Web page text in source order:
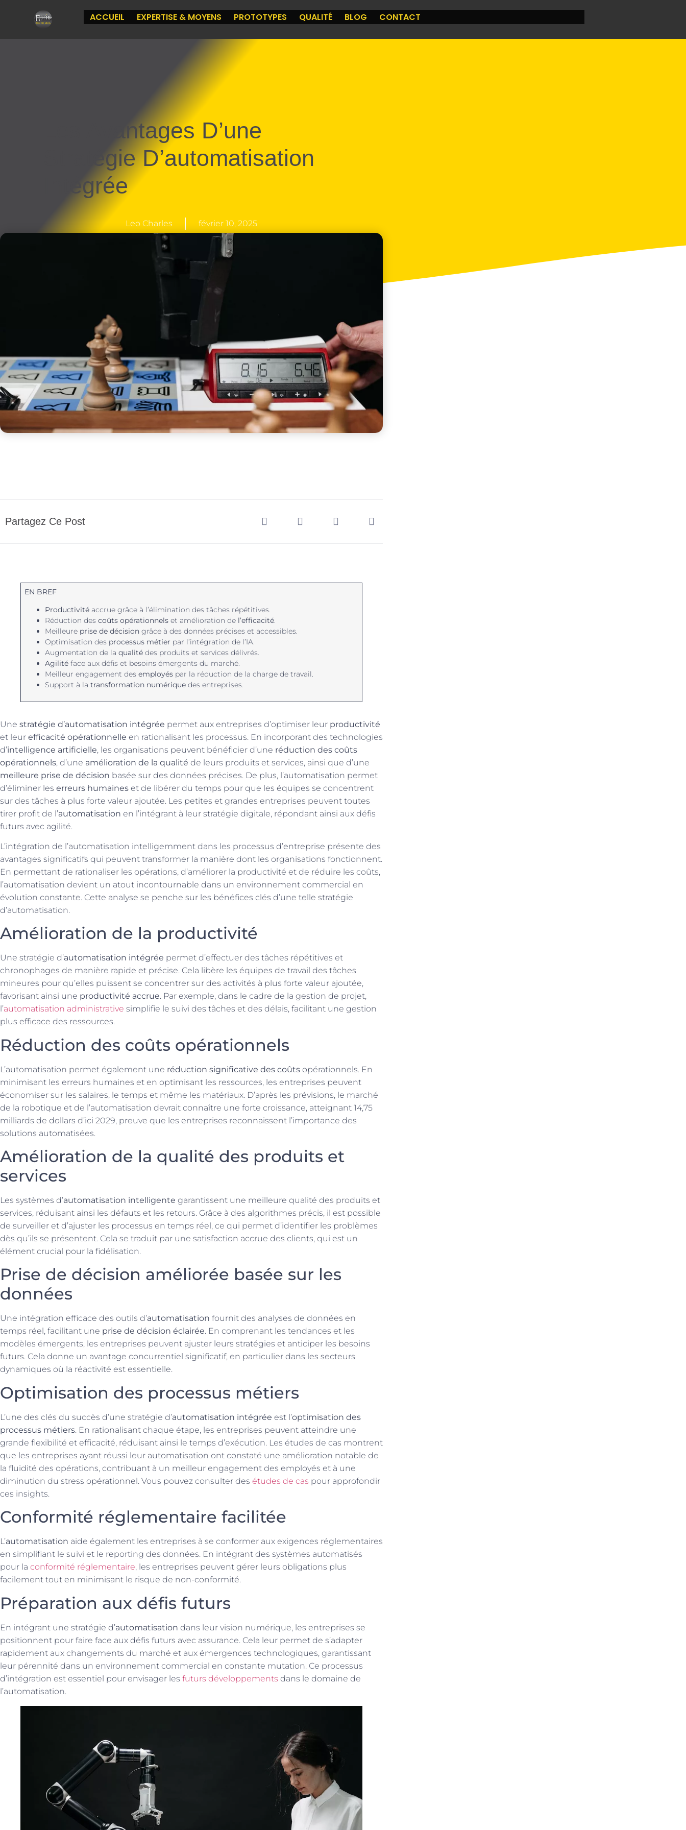
ACCUEIL EXPERTISE & MOYENS PROTOTYPES QUALITÉ BLOG CONTACT
Les Avantages D’une
Stratégie D’automatisation
Intégrée
Leo Charles février 10, 2025
Partagez Ce Post
EN BREF
Productivité accrue grâce à l’élimination des tâches répétitives.
Réduction descoûts opérationnels et amélioration de l’efficacité.
Meilleure prise de décision grâce à des données précises et accessibles.
Optimisation des processus métier par l’intégration de l’IA.
Augmentation de laqualité des produits et services délivrés.
Agilité face aux défis et besoins émergents du marché.
Meilleur engagement desemployés par la réduction de la charge de travail.
Support à latransformation numérique des entreprises.
Une stratégie d’automatisation intégrée permet aux entreprises d’optimiser leur productivité
et leur efficacité opérationnelle en rationalisant les processus. En incorporant des technologies
d’intelligence artificielle, les organisations peuvent bénéficier d’une réduction des coûts
opérationnels, d’une amélioration de la qualité de leurs produits et services, ainsi que d’une
meilleure prise de décision basée sur des données précises. De plus, l’automatisation permet
d’éliminer les erreurs humaines et de libérer du temps pour que les équipes se concentrent
sur des tâches à plus forte valeur ajoutée. Les petites et grandes entreprises peuvent toutes
tirer profit de l’automatisation en l’intégrant à leur stratégie digitale, répondant ainsi aux défis
futurs avec agilité.
L’intégration de l’automatisation intelligemment dans les processus d’entreprise présente des
avantages significatifs qui peuvent transformer la manière dont les organisations fonctionnent.
En permettant de rationaliser les opérations, d’améliorer la productivité et de réduire les coûts,
l’automatisation devient un atout incontournable dans un environnement commercial en
évolution constante. Cette analyse se penche sur les bénéfices clés d’une telle stratégie
d’automatisation.
Amélioration de la productivité
Une stratégie d’automatisation intégrée permet d’effectuer des tâches répétitives et
chronophages de manière rapide et précise. Cela libère les équipes de travail des tâches
mineures pour qu’elles puissent se concentrer sur des activités à plus forte valeur ajoutée,
favorisant ainsi une productivité accrue. Par exemple, dans le cadre de la gestion de projet,
l’automatisation administrative simplifie le suivi des tâches et des délais, facilitant une gestion
plus efficace des ressources.
Réduction des coûts opérationnels
L’automatisation permet également une réduction significative des coûts opérationnels. En
minimisant les erreurs humaines et en optimisant les ressources, les entreprises peuvent
économiser sur les salaires, le temps et même les matériaux. D’après les prévisions, le marché
de la robotique et de l’automatisation devrait connaître une forte croissance, atteignant 14,75
milliards de dollars d’ici 2029, preuve que les entreprises reconnaissent l’importance des
solutions automatisées.
Amélioration de la qualité des produits et
services
Les systèmes d’automatisation intelligente garantissent une meilleure qualité des produits et
services, réduisant ainsi les défauts et les retours. Grâce à des algorithmes précis, il est possible
de surveiller et d’ajuster les processus en temps réel, ce qui permet d’identifier les problèmes
dès qu’ils se présentent. Cela se traduit par une satisfaction accrue des clients, qui est un
élément crucial pour la fidélisation.
Prise de décision améliorée basée sur les
données
Une intégration efficace des outils d’automatisation fournit des analyses de données en
temps réel, facilitant une prise de décision éclairée. En comprenant les tendances et les
modèles émergents, les entreprises peuvent ajuster leurs stratégies et anticiper les besoins
futurs. Cela donne un avantage concurrentiel significatif, en particulier dans les secteurs
dynamiques où la réactivité est essentielle.
Optimisation des processus métiers
L’une des clés du succès d’une stratégie d’automatisation intégrée est l’optimisation des
processus métiers. En rationalisant chaque étape, les entreprises peuvent atteindre une
grande flexibilité et efficacité, réduisant ainsi le temps d’exécution. Les études de cas montrent
que les entreprises ayant réussi leur automatisation ont constaté une amélioration notable de
la fluidité des opérations, contribuant à un meilleur engagement des employés et à une
diminution du stress opérationnel. Vous pouvez consulter des études de cas pour approfondir
ces insights.
Conformité réglementaire facilitée
L’automatisation aide également les entreprises à se conformer aux exigences réglementaires
en simplifiant le suivi et le reporting des données. En intégrant des systèmes automatisés
pour la conformité réglementaire, les entreprises peuvent gérer leurs obligations plus
facilement tout en minimisant le risque de non-conformité.
Préparation aux défis futurs
En intégrant une stratégie d’automatisation dans leur vision numérique, les entreprises se
positionnent pour faire face aux défis futurs avec assurance. Cela leur permet de s’adapter
rapidement aux changements du marché et aux émergences technologiques, garantissant
leur pérennité dans un environnement commercial en constante mutation. Ce processus
d’intégration est essentiel pour envisager les futurs développements dans le domaine de
l’automatisation.